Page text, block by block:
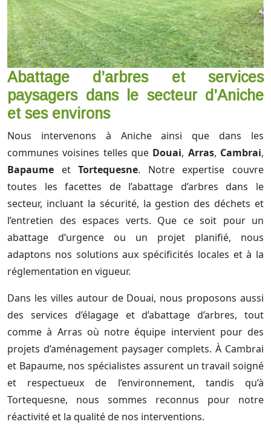
Abattage d’arbres et services
paysagers dans le secteur d’Aniche
et ses environs
Nous intervenons à Aniche ainsi que dans les
communes voisines telles que Douai, Arras, Cambrai,
Bapaume etTortequesne. Notre expertise couvre
toutes les facettes de l’abattage d’arbres dans le
secteur, incluant la sécurité, la gestion des déchets et
l’entretien des espaces verts. Que ce soit pour un
abattage d’urgence ou un projet planifié, nous
adaptons nos solutions aux spécificités locales et à la
réglementation en vigueur.
Dans les villes autour de Douai, nous proposons aussi
des services d’élagage et d’abattage d’arbres, tout
comme à Arras où notre équipe intervient pour des
projets d’aménagement paysager complets. À Cambrai
et Bapaume, nos spécialistes assurent un travail soigné
et respectueux de l’environnement, tandis qu’à
Tortequesne, nous sommes reconnus pour notre
réactivité et la qualité de nos interventions.